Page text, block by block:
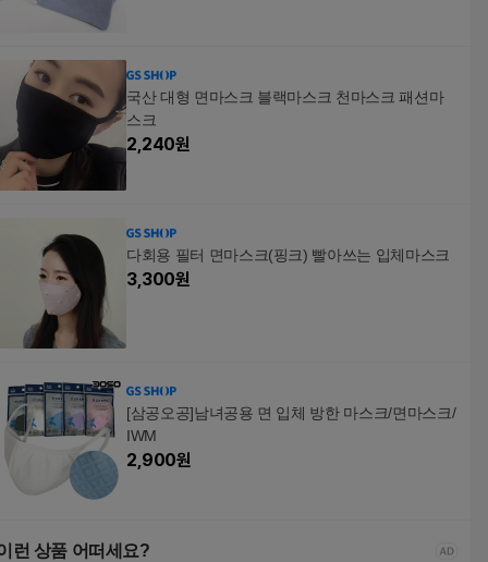
국산 대형 면마스크 블랙마스크 천마스크 패션마
스크
2,240원
다회용 필터 면마스크(핑크) 빨아쓰는 입체마스크
3,300원
[삼공오공]남녀공용 면 입체 방한 마스크/면마스크/
IWM
2,900원
런 상품 어떠세요?